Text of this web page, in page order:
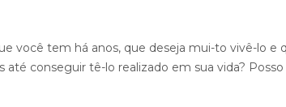
você tem há anos, que deseja mui-to vivê-lo e
até conseguir tê-lo realizado em sua vida? Posso